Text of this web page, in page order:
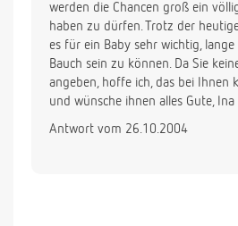
werden die Chancen groß ein
haben zu dürfen. Trotz der
es für ein Baby sehr wichtig,
Bauch sein zu können. Da Sie
angeben, hoffe ich, das bei Ihnen
und wünsche ihnen alles Gute, Ina
Antwort vom 26.10.2004